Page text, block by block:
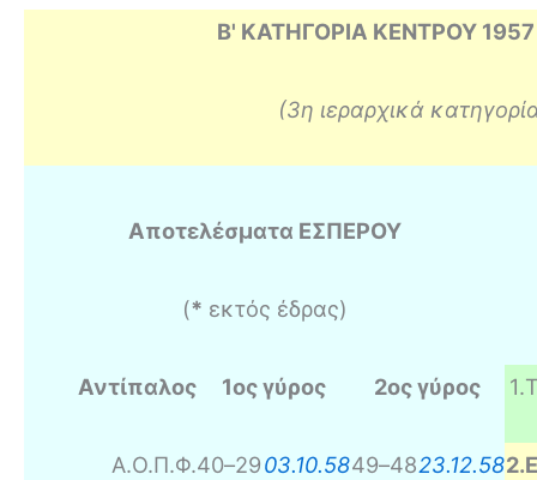
Β' ΚΑΤΗΓΟΡΙΑ ΚΕΝΤΡΟΥ 1957
(3η ιεραρχικά
Αποτελέσματα ΕΣΠΕΡΟΥ
(* εκτός έδρας)
Αντίπαλος 1ος γύρος 2ος γύρος 1.
Α.Ο.Π.Φ.40–2903.10.5849–4823.12.582.